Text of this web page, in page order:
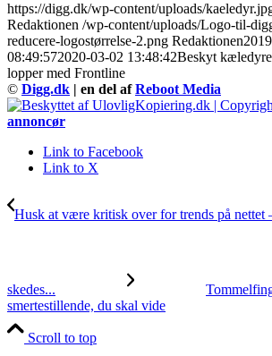
https://digg.dk/wp-content/uploads/
Redaktionen /wp-content/uploads/Logo-til-
reducere-logostørrelse-2.png Redaktionen
08:49:572020-03-02 13:48:42Beskyt
lopper med Frontline
© Digg.dk | en del afReboot Media
annoncør
Link to Facebook
Link to X
Husk at være kritisk over for trends på nettet
skedes...
smertestillende, du skal vide
Scroll to top